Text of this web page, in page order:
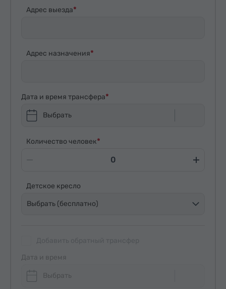
Адрес выезда
Адрес назначения
Дата и время трансфера
Выбрать
Количество человек
Детское кресло
Выбрать (бесплатно)
Дата и время
Выбрать